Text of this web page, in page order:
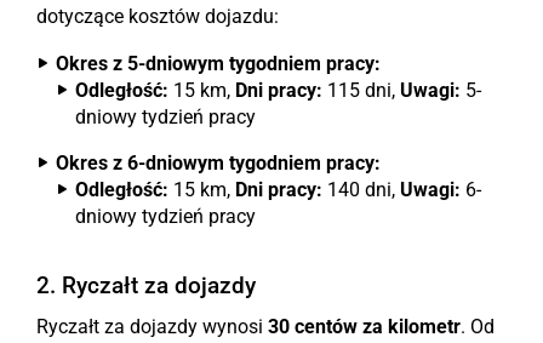
dotyczące kosztów dojazdu:
Okres z 5-dniowym tygodniem pracy:
Odległość: 15 km, Dni pracy: 115 dni, Uwagi: 5-
dniowy tydzień pracy
Okres z 6-dniowym tygodniem pracy:
Odległość: 15 km, Dni pracy: 140 dni, Uwagi: 6-
dniowy tydzień pracy
2. Ryczałt za dojazdy
Ryczałt za dojazdy wynosi 30 centów za kilometr. Od